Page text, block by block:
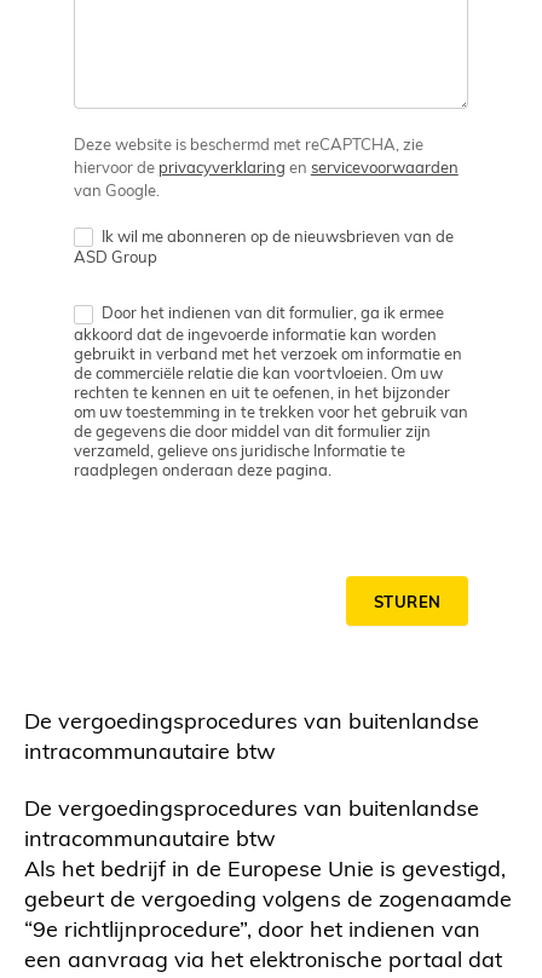
Deze website is beschermd met reCAPTCHA, zie
hiervoor de privacyverklaring en servicevoorwaarden
van Google.
Ik wil me abonneren op de nieuwsbrieven van de
ASD Group
Door het indienen van dit formulier, ga ik ermee
akkoord dat de ingevoerde informatie kan worden
gebruikt in verband met het verzoek om informatie en
de commerciële relatie die kan voortvloeien. Om uw
rechten te kennen en uit te oefenen, in het bijzonder
om uw toestemming in te trekken voor het gebruik van
de gegevens die door middel van dit formulier zijn
verzameld, gelieve ons juridische Informatie te
raadplegen onderaan deze pagina.
STUREN
De vergoedingsprocedures van buitenlandse
intracommunautaire btw
De vergoedingsprocedures van buitenlandse
intracommunautaire btw
Als het bedrijf in de Europese Unie is gevestigd,
gebeurt de vergoeding volgens de zogenaamde
“9e richtlijnprocedure”, door het indienen van
een aanvraag via het elektronische portaal dat